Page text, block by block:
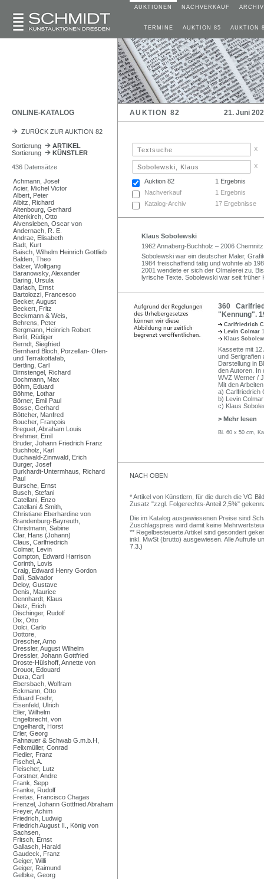
AUKTIONEN NACHVERKAUF ARCHIV
TERMINE AUKTION 85 AUKTION
ONLINE-KATALOG AUKTION 82 21. Juni
ZURÜCK ZUR AUKTION 82
Sortierung
ARTIKEL
Sortierung
KÜNSTLER
436 Datensätze
Achmann, Josef
Acier, Michel Victor
Albert, Peter
Albitz, Richard
Altenbourg, Gerhard
Altenkirch, Otto
Alvensleben, Oscar von
Andernach, R. E.
Andrae, Elisabeth
Badt, Kurt
Baisch, Wilhelm Heinrich Gottlieb
Balden, Theo
Balzer, Wolfgang
Baranowsky, Alexander
Baring, Ursula
Barlach, Ernst
Bartolozzi, Francesco
Becker, August
Beckert, Fritz
Beckmann & Weis,
Behrens, Peter
Bergmann, Heinrich Robert
Berlit, Rüdiger
Berndt, Siegfried
Bernhard Bloch, Porzellan- Ofen-
und Terrakottafab,
Bertling, Carl
Birnstengel, Richard
Bochmann, Max
Böhm, Eduard
Böhme, Lothar
Börner, Emil Paul
Bosse, Gerhard
Böttcher, Manfred
Boucher, François
Breguet, Abraham Louis
Brehmer, Emil
Bruder, Johann Friedrich Franz
Buchholz, Karl
Buchwald-Zinnwald, Erich
Burger, Josef
Burkhardt-Untermhaus, Richard
Paul
Bursche, Ernst
Busch, Stefani
Catellani, Enzo
Catellani & Smith,
Christiane Eberhardine von
Brandenburg-Bayreuth,
Christmann, Sabine
Clar, Hans (Johann)
Claus, Carlfriedrich
Colmar, Levin
Compton, Edward Harrison
Corinth, Lovis
Craig, Edward Henry Gordon
Dalí, Salvador
Deloy, Gustave
Denis, Maurice
Dennhardt, Klaus
Dietz, Erich
Dischinger, Rudolf
Dix, Otto
Dolci, Carlo
Dottore,
Drescher, Arno
Dressler, August Wilhelm
Dressler, Johann Gottfried
Droste-Hülshoff, Annette von
Drouot, Edouard
Duxa, Carl
Ebersbach, Wolfram
Eckmann, Otto
Eduard Foehr,
Eisenfeld, Ulrich
Eller, Wilhelm
Engelbrecht, von
Engelhardt, Horst
Erler, Georg
Fahnauer & Schwab G.m.b.H,
Felixmüller, Conrad
Fiedler, Franz
Fischel, A.
Fleischer, Lutz
Forstner, Andre
Frank, Sepp
Franke, Rudolf
Freitas, Francisco Chagas
Frenzel, Johann Gottfried Abraham
Freyer, Achim
Friedrich, Ludwig
Friedrich August II., König von
Sachsen,
Fritsch, Ernst
Gallasch, Harald
Gaudeck, Franz
Geiger, Willi
Geiger, Raimund
Gelbke, Georg
x
x
Auktion 82
1 Ergebnis
Nachverkauf
1 Ergebnis
Katalog-Archiv
17 Ergebnisse
Klaus Sobolewski
1962 Annaberg-Buchholz – 2006 Chemnitz
Sobolewski war ein deutscher Maler,
1984 freischaffend tätig und wohnte ab
2001 wendete er sich der Ölmalerei zu.
lyrische Texte. Sobolewski war seit früher
360
"Kennung".
Carlfriedrich
Levin Colmar
Klaus
Kassette mit
und Serigrafien
Darstellung in
den Autoren. In
WVZ Werner /
Mit den
a) Carlfriedrich
b) Levin
c) Klaus
> Mehr lesen
Bl. 60 x 50 cm,
NACH OBEN
* Artikel von Künstlern, für die durch die VG
Zusatz "zzgl. Folgerechts-Anteil 2,5%"
Die im Katalog ausgewiesenen Preise sind
Zuschlagspreis wird damit keine
** Regelbesteuerte Artikel sind gesondert
inkl. MwSt (brutto) ausgewiesen. Alle Aufrufe
7.3.)